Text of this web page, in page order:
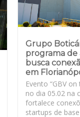
Grupo
programa de
busca
em
Evento “GBV
no dia 05.02 na
fortalece
startups de